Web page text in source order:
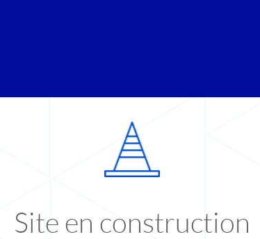
Site en construction